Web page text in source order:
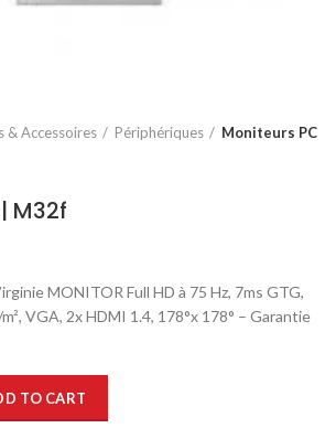
& Accessoires Périphériques Moniteurs PC
M32f
MONITOR Full HD à 75 Hz, 7ms GTG,
VGA, 2x HDMI 1.4, 178°x 178° – Garantie
TO CART